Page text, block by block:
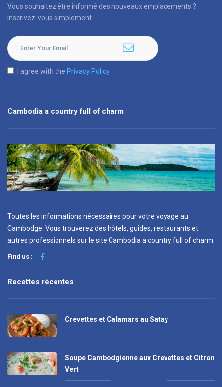
Vous souhaitez être informé des nouveaux emplacements ?
Inscrivez-vous simplement.
I agree with the Privacy Policy
Cambodia a country full of charm
Toutes les informations nécessaires pour votre voyage au
Cambodge. Vous trouverez des hôtels, guides, restaurants et
autres professionnels sur le site Cambodia a country full of charm.
Find us :
Recettes récentes
Crevettes et Calamars au Satay
Soupe Cambodgienne aux Crevettes et Citron
Vert